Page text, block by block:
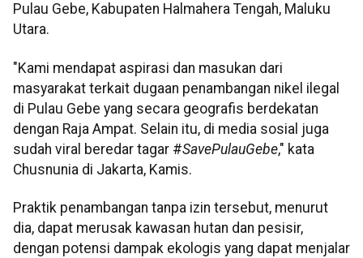
Pulau Gebe, Kabupaten Halmahera Tengah, Maluku
Utara.
"Kami mendapat aspirasi dan masukan dari
masyarakat terkait dugaan penambangan nikel ilegal
di Pulau Gebe yang secara geografis berdekatan
dengan Raja Ampat. Selain itu, di media sosial juga
sudah viral beredar tagar #SavePulauGebe," kata
Chusnunia di Jakarta, Kamis.
Praktik penambangan tanpa izin tersebut, menurut
dia, dapat merusak kawasan hutan dan pesisir,
dengan potensi dampak ekologis yang dapat menjalar